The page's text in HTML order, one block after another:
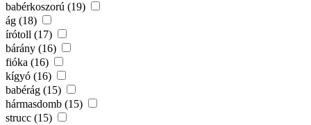
babérkoszorú (19)
ág (18)
írótoll (17)
bárány (16)
fióka (16)
kígyó (16)
babérág (15)
hármasdomb (15)
strucc (15)